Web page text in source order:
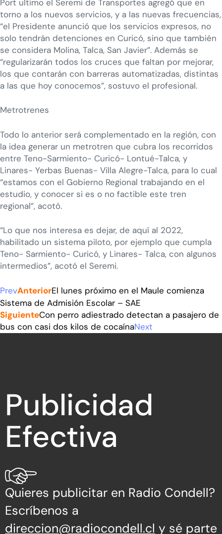
Port ultimo el Seremi de Transportes agregó que en
torno a los nuevos servicios, y a las nuevas frecuencias,
“el Presidente anunció que los servicios expresos, no
solo tendrán detenciones en Curicó, sino que también
se considera Molina, Talca, San Javier”. Además se
“regularizarán todos los cruces que faltan por mejorar,
los que contarán con barreras automatizadas, distintas
a las que hoy conocemos”, sostuvo el profesional.
Metrotrenes
Todo lo anterior será complementado en la región, con
la idea generar un metrotren que cubra los recorridos
entre Teno-Sarmiento- Curicó- Lontué-Talca, y
Linares- Yerbas Buenas- Villa Alegre-Talca, para lo cual
“estamos con el Gobierno Regional trabajando en el
estudio, y conocer si es o no factible este tren
regional”, acotó.
“Lo que nos interesa es dejar, de aquí al 2022,
habilitado un sistema piloto, por ejemplo que cumpla
Teno- Sarmiento- Curicó, y Linares- Talca, con algunos
intermedios”, acotó el Seremi.
PrevAnteriorEl lunes próximo en el Maule comienza
Sistema de Admisión Escolar – SAE
SiguienteCon perro adiestrado detectan a pasajero de
bus con casi dos kilos de cocaínaNext
Publicidad
Efectiva
Quieres publicitar en Radio Condell?
Escríbenos a
direccion@radiocondell.cl y sé parte